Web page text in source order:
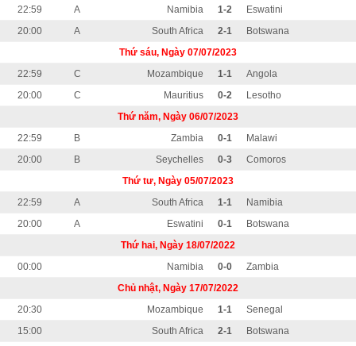
22:59
A Namibia 1-2
Eswatini
20:00
A South Africa 2-1
Botswana
Thứ sáu, Ngày 07/07/2023
22:59
C Mozambique 1-1
Angola
20:00
C Mauritius 0-2
Lesotho
Thứ năm, Ngày 06/07/2023
22:59
B Zambia 0-1
Malawi
20:00
B Seychelles 0-3
Comoros
Thứ tư, Ngày 05/07/2023
22:59
A South Africa 1-1
Namibia
20:00
A Eswatini 0-1
Botswana
Thứ hai, Ngày 18/07/2022
00:00
Namibia 0-0
Zambia
Chủ nhật, Ngày 17/07/2022
20:30
Mozambique 1-1
Senegal
15:00
South Africa 2-1
Botswana